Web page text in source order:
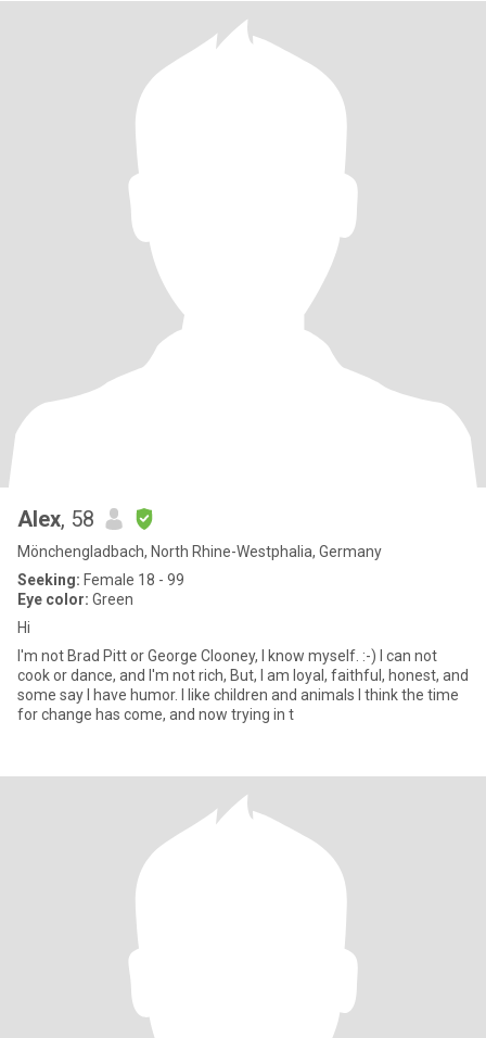
Alex, 58
Mönchengladbach, North Rhine-Westphalia, Germany
Seeking: Female 18 - 99
Eye color: Green
Hi
I'm not Brad Pitt or George Clooney, I know myself. :-) I can not
cook or dance, and I'm not rich, But, I am loyal, faithful, honest, and
some say I have humor. I like children and animals I think the time
for change has come, and now trying in t